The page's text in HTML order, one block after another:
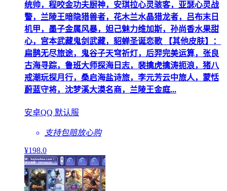
统帅，程咬金功夫厨神，安琪拉心灵骇客，亚瑟心灵战
警，兰陵王暗隐猎兽者，花木兰水晶猎龙者，吕布末日
机甲，墨子金属风暴，妲己魅力维加斯，孙尚香水果甜
心，宫本武藏鬼剑武藏，貂蝉圣诞恋歌 【其他皮肤】：
扁鹊无尽旅途，鬼谷子天穹祈灯，后羿完美运算，张良
古海寻踪，鲁班大师探海日志，裴擒虎擒涛扼浪，猪八
戒潮玩探月行，桑启海盐诗旅，李元芳云中旅人，蒙恬
蔚蓝守将，沈梦溪大漠名商，兰陵王金庭...
安卓QQ 默认服
支持包赔放心购
¥198.0